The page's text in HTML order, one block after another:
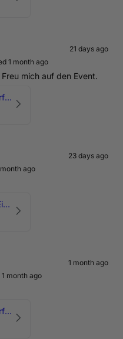
21 days ago
1 month ago
mich auf den Event.
HPerformance Sommerfest 2026
23 days ago
ago
MQB Billet Aluminium Einsatz Drehmomentstütze - DOGBONE für Audi RS3, TTRS, RSQ3
1 month ago
month ago
HPerformance Sommerfest 2026